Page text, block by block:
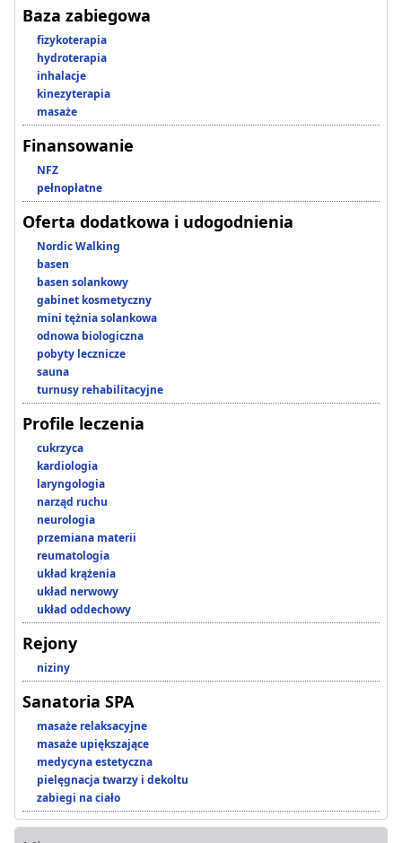
Baza zabiegowa
fizykoterapia
hydroterapia
inhalacje
kinezyterapia
masaże
Finansowanie
NFZ
pełnopłatne
Oferta dodatkowa i udogodnienia
Nordic Walking
basen
basen solankowy
gabinet kosmetyczny
mini tężnia solankowa
odnowa biologiczna
pobyty lecznicze
sauna
turnusy rehabilitacyjne
Profile leczenia
cukrzyca
kardiologia
laryngologia
narząd ruchu
neurologia
przemiana materii
reumatologia
układ krążenia
układ nerwowy
układ oddechowy
Rejony
niziny
Sanatoria SPA
masaże relaksacyjne
masaże upiększające
medycyna estetyczna
pielęgnacja twarzy i dekoltu
zabiegi na ciało